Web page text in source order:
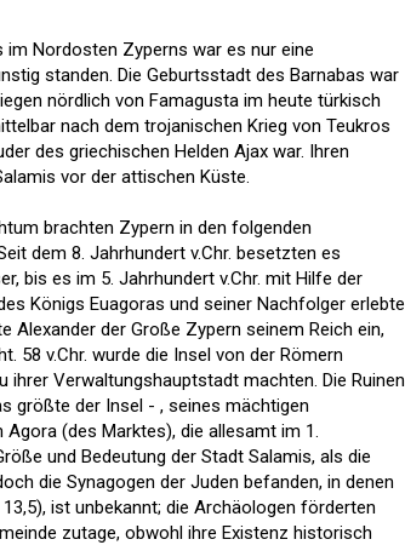
Nordosten Zyperns war es nur eine
standen. Die Geburtsstadt des Barnabas war
nördlich von Famagusta im heute türkisch
nach dem trojanischen Krieg von Teukros
des griechischen Helden Ajax war. Ihren
vor der attischen Küste.
brachten Zypern in den folgenden
dem 8. Jahrhundert v.Chr. besetzten es
bis es im 5. Jahrhundert v.Chr. mit Hilfe der
Königs Euagoras und seiner Nachfolger erlebte
Alexander der Große Zypern seinem Reich ein,
58 v.Chr. wurde die Insel von der Römern
Verwaltungshauptstadt machten. Die Ruinen
größte der Insel - , seines mächtigen
(des Marktes), die allesamt im 1.
und Bedeutung der Stadt Salamis, als die
die Synagogen der Juden befanden, in denen
ist unbekannt; die Archäologen förderten
zutage, obwohl ihre Existenz historisch